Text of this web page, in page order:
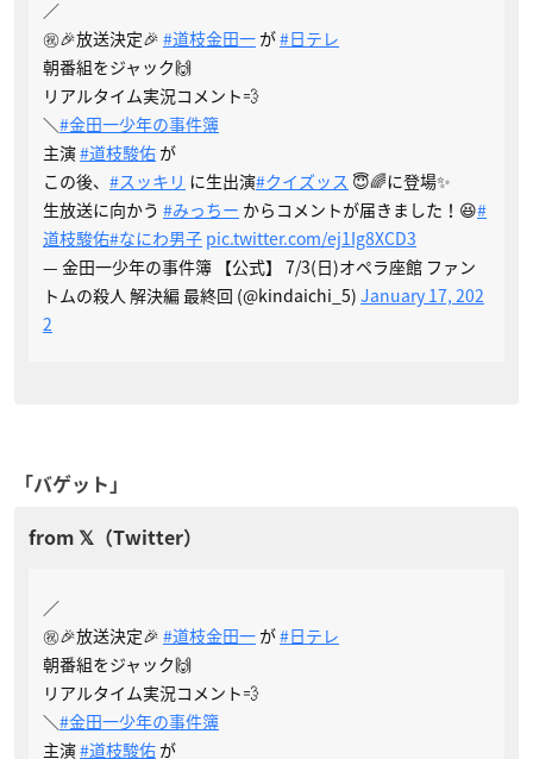
／
㊗️🎉放送決定🎉 #道枝金田一 が#日テレ
朝番組をジャック🙌
リアルタイム実況コメント💨
＼#金田一少年の事件簿
主演#道枝駿佑 が
この後、 #スッキリ に生出演#クイズッス 😇🌈に登場✨
生放送に向かう #みっちー からコメントが届きました！😆#
道枝駿佑#なにわ男子 pic.twitter.com/ej1Ig8XCD3
— 金田一少年の事件簿 【公式】 7/3(日)オペラ座館 ファン
トムの殺人 解決編 最終回 (@kindaichi_5) January 17, 202
2
「バゲット」
／
㊗️🎉放送決定🎉 #道枝金田一 が#日テレ
朝番組をジャック🙌
リアルタイム実況コメント💨
＼#金田一少年の事件簿
主演#道枝駿佑 が